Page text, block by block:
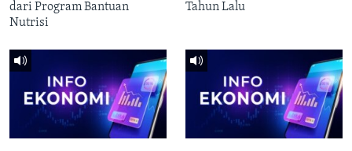
dari Program Bantuan
Nutrisi
Tahun Lalu